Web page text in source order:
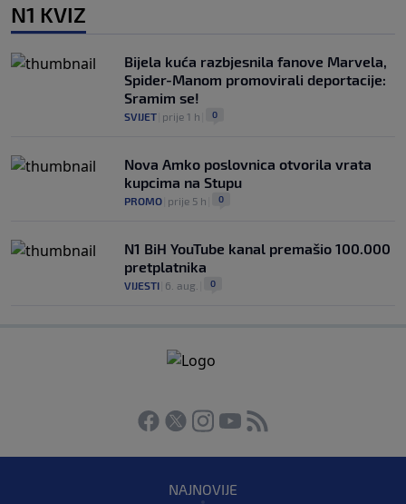
N1 KVIZ
Bijela kuća razbjesnila fanove Marvela,
Spider-Manom promovirali deportacije:
Sramim se!
SVIJET prije 1 h 0
Nova Amko poslovnica otvorila vrata
kupcima na Stupu
PROMO prije 5 h 0
N1 BiH YouTube kanal premašio 100.000
pretplatnika
VIJESTI 6. aug. 0
NAJNOVIJE